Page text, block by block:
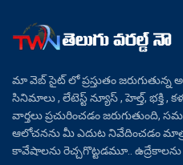
మా వెబ్ సైట్ లో ప్రస్తుతం
సినిమాలు , లేటెస్ట్ న్యూస్ , హెల్త్, భక్తి ,
వార్తలు ప్రచురించడం
ఆలోచనను మీ ఎదుట నివేదించడం
కావేషాలను రెచ్చగొట్టడమూ..